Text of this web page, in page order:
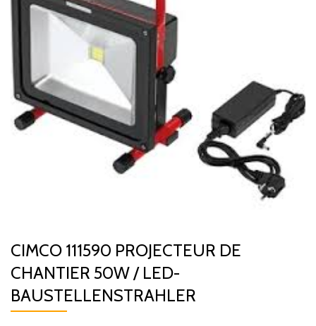
CIMCO 111590 PROJECTEUR DE
CHANTIER 50W / LED-
BAUSTELLENSTRAHLER